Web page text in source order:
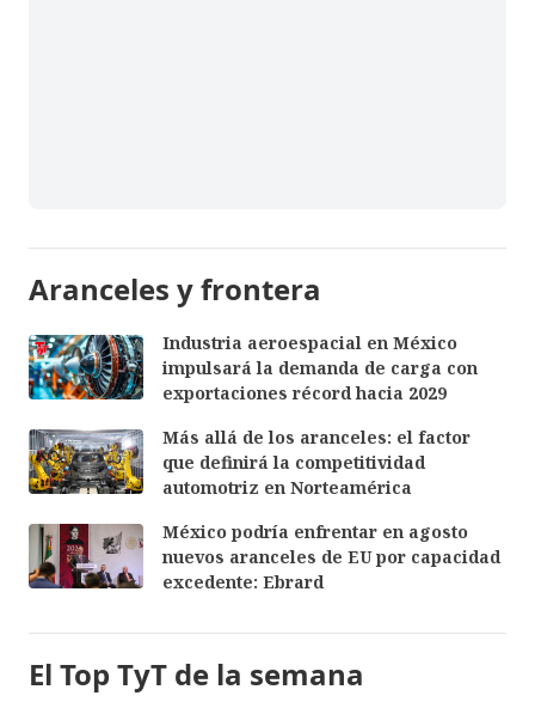
Aranceles y frontera
Industria aeroespacial en México
impulsará la demanda de carga con
exportaciones récord hacia 2029
Más allá de los aranceles: el factor
que definirá la competitividad
automotriz en Norteamérica
México podría enfrentar en agosto
nuevos aranceles de EU por capacidad
excedente: Ebrard
El Top TyT de la semana